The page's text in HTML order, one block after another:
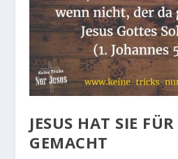
JESUS HAT SIE
GEMACHT